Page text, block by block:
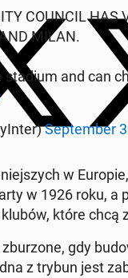
COUNCIL
MILAN.
stadium and
Sep­tem­ber
w
w 1926 roku,
które
gdy
z trybun jest